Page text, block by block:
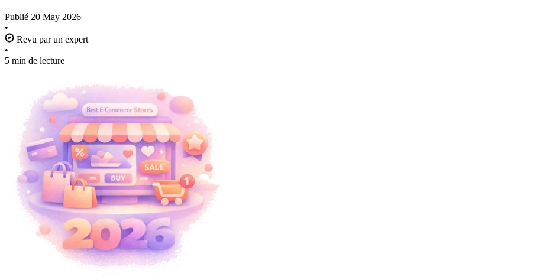
Publié 20 May 2026
•
Revu par un expert
•
5 min de lecture